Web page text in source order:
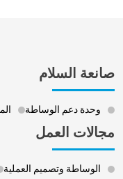
صانعة السلام
وحدة دعم الوساطة
مجالات العمل
الوساطة وتصميم العملية